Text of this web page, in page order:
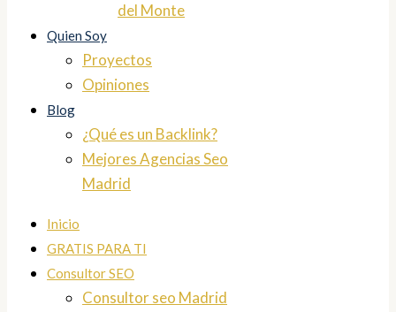
del Monte
Quien Soy
Proyectos
Opiniones
Blog
¿Qué es un Backlink?
Mejores Agencias Seo
Madrid
Inicio
GRATIS PARA TI
Consultor SEO
Consultor seo Madrid